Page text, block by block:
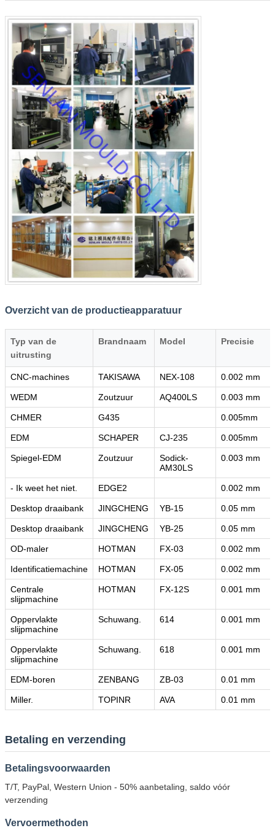
Overzicht van de productieapparatuur
Typ van de
uitrusting
Brandnaam Model Precisie
CNC-machines TAKISAWA NEX-108 0.002 mm
WEDM Zoutzuur AQ400LS 0.003 mm
CHMER G435 0.005mm
EDM SCHAPER CJ-235 0.005mm
Spiegel-EDM Zoutzuur
Sodick-
AM30LS
0.003 mm
- Ik weet het niet. EDGE2 0.002 mm
Desktop draaibank JINGCHENG YB-15 0.05 mm
Desktop draaibank JINGCHENG YB-25 0.05 mm
OD-maler HOTMAN FX-03 0.002 mm
Identificatiemachine HOTMAN FX-05 0.002 mm
Centrale
slijpmachine
HOTMAN FX-12S 0.001 mm
Oppervlakte
slijpmachine
Schuwang. 614 0.001 mm
Oppervlakte
slijpmachine
Schuwang. 618 0.001 mm
EDM-boren ZENBANG ZB-03 0.01 mm
Miller. TOPINR AVA 0.01 mm
Betaling en verzending
Betalingsvoorwaarden
T/T, PayPal, Western Union - 50% aanbetaling, saldo vóór
verzending
Vervoermethoden